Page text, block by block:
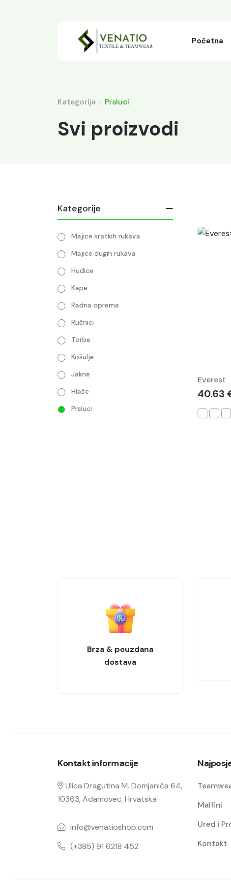
Početna
Kategorija Prsluci
Svi proizvodi
Kategorije
Majice kratkih rukava
Majice dugih rukava
Hudice
Kape
Radna oprema
Ručnici
Torbe
Košulje
Jakne
Hlače
Prsluci
Everest
40.63
Brza & pouzdana
dostava
Kontakt informacije
Ulica Dragutina M. Domjanića 64,
10363, Adamovec, Hrvatska
info@venatioshop.com
(+385) 91 6218 452
Malfini
Ured i
Kontakt